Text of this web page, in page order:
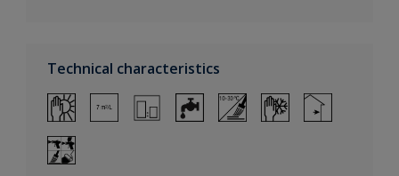
Technical characteristics